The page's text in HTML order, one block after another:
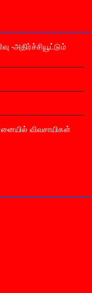
-அதிர்ச்சியூட்டும்
விவசாயிகள்